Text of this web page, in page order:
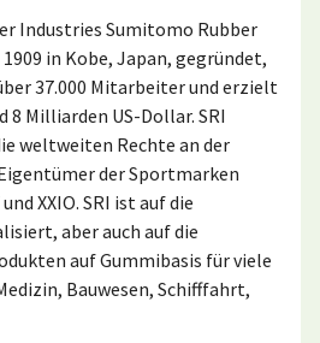
Industries Sumitomo Rubber
in Kobe, Japan, gegründet,
37.000 Mitarbeiter und erzielt
8 Milliarden US-Dollar. SRI
weltweiten Rechte an der
der Sportmarken
XXIO. SRI ist auf die
aber auch auf die
auf Gummibasis für viele
Bauwesen, Schifffahrt,